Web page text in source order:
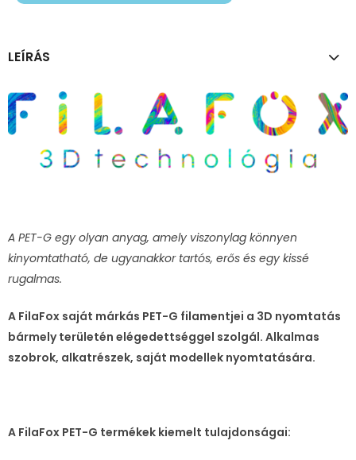
LEÍRÁS
A PET-G egy olyan anyag, amely viszonylag könnyen
kinyomtatható, de ugyanakkor tartós, erős és egy kissé
rugalmas.
A FilaFox saját márkás PET-G filamentjei a 3D nyomtatás
bármely területén elégedettséggel szolgál. Alkalmas
szobrok, alkatrészek, saját modellek nyomtatására.
A FilaFox PET-G termékek kiemelt tulajdonságai: